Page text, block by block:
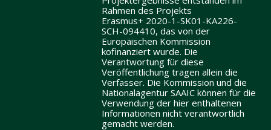
Rahmen des Projekts
Erasmus+ 2020-1-SK01-KA226-
SCH-094410, das von der
Europäischen Kommission
kofinanziert wurde. Die
Verantwortung für diese
Veröffentlichung tragen allein die
Verfasser. Die Kommission und die
Nationalagentur SAAIC können für die
Verwendung der hier enthaltenen
Informationen nicht verantwortlich
gemacht werden.